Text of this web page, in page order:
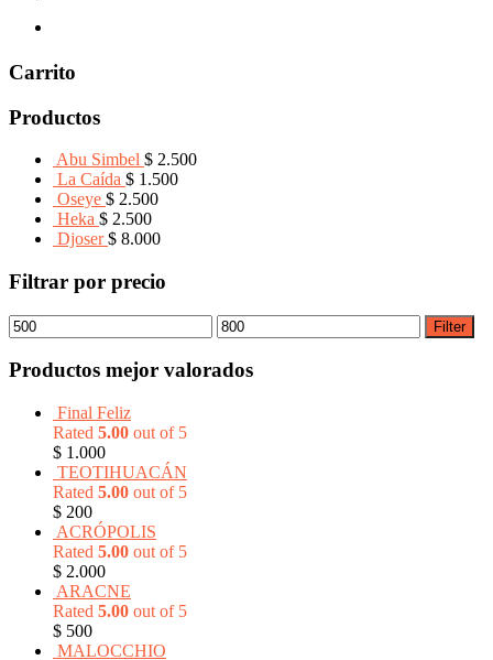
Carrito
Productos
Abu Simbel $ 2.500
La Caída $ 1.500
Oseye $ 2.500
Heka $ 2.500
Djoser $ 8.000
Filtrar por precio
Filter
Productos mejor valorados
Final Feliz
Rated 5.00 out of 5
$ 1.000
TEOTIHUACÁN
Rated 5.00 out of 5
$ 200
ACRÓPOLIS
Rated 5.00 out of 5
$ 2.000
ARACNE
Rated 5.00 out of 5
$ 500
MALOCCHIO